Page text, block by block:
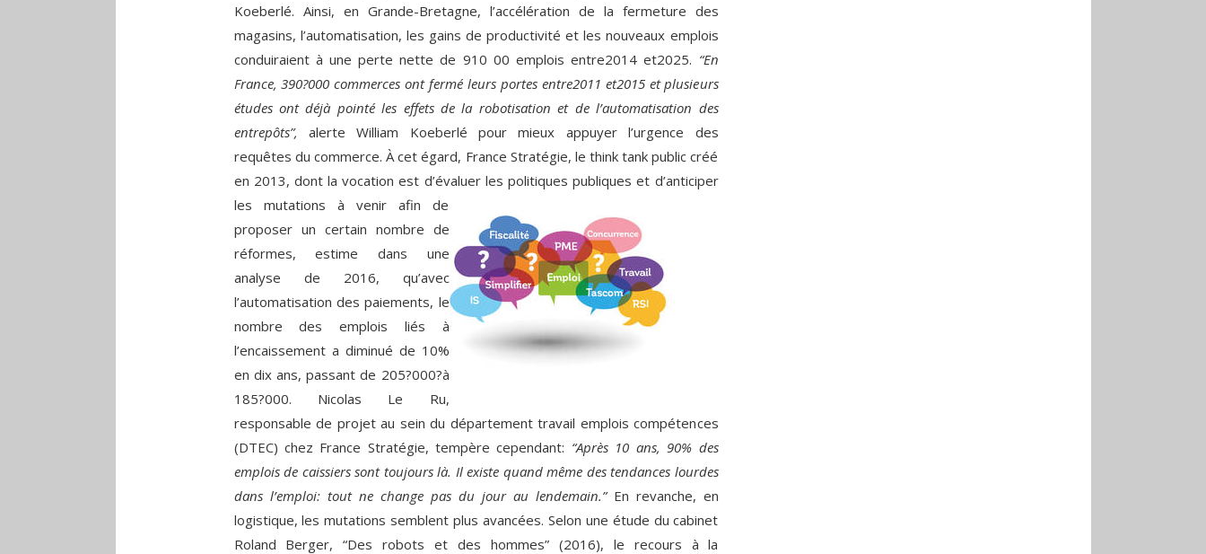
Koeberlé. Ainsi, en Grande-Bretagne, l’accélération de la fermeture des
magasins, l’automatisation, les gains de productivité et les nouveaux emplois
conduiraient à une perte nette de 910 00 emplois entre2014 et2025. “En
France, 390?000 commerces ont fermé leurs portes entre2011 et2015 et plusieurs
études ont déjà pointé les effets de la robotisation et de l’automatisation des
entrepôts”, alerte William Koeberlé pour mieux appuyer l’urgence des
requêtes du commerce. À cet égard, France Stratégie, le think tank public créé
en 2013, dont la vocation est d’évaluer les politiques publiques et d’anticiper
les mutations à venir afin de
proposer un certain nombre de
réformes, estime dans une
analyse de 2016, qu’avec
l’automatisation des paiements, le
nombre des emplois liés à
l’encaissement a diminué de 10%
en dix ans, passant de 205?000?à
185?000. Nicolas Le Ru,
responsable de projet au sein du département travail emplois compétences
(DTEC) chez France Stratégie, tempère cependant: “Après 10 ans, 90% des
emplois de caissiers sont toujours là. Il existe quand même des tendances lourdes
dans l’emploi: tout ne change pas du jour au lendemain.”En revanche, en
logistique, les mutations semblent plus avancées. Selon une étude du cabinet
Roland Berger, “Des robots et des hommes” (2016), le recours à la